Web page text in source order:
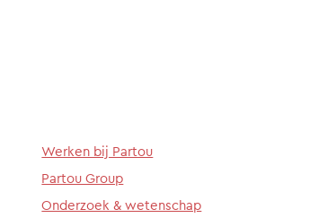
Werken bij Partou
Partou Group
Onderzoek & wetenschap